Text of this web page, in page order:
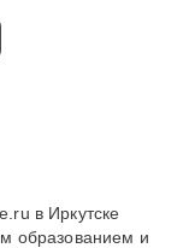
в Иркутске
образованием и